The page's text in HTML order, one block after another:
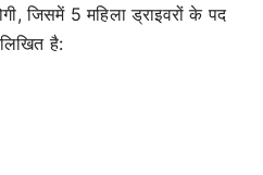
जिसमें 5 महिला ड्राइवरों के पद
है: